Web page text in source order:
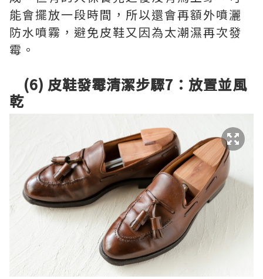
能會擺放一段時間，所以還會再額外噴灑
防水噴霧，避免皮鞋又因為太潮濕再次發
霉。
(6) 皮鞋發霉清潔步驟7：放置並風
乾